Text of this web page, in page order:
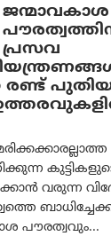
ജന്മാവകാശ
പ്രസവ
രണ്ട്
വരുന്ന
പൗരത്വവും...